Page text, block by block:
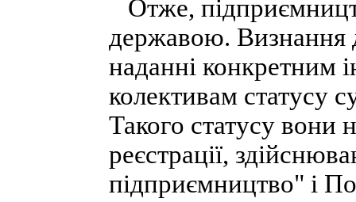
Отже,
державою. Визнання
наданні конкретним
колективам статусу
Такого статусу вони
реєстрації,
підприємництво" і